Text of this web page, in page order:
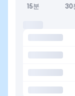
15분 30